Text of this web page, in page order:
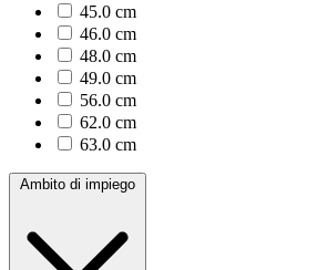
45.0 cm
46.0 cm
48.0 cm
49.0 cm
56.0 cm
62.0 cm
63.0 cm
Ambito di impiego